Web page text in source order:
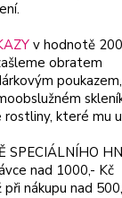
v hodnotě
obratem
které mu
SPECIÁLNÍHO
nad 1000,- Kč
nákupu nad